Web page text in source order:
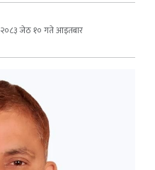
२०८३ जेठ १० गते आइतबार